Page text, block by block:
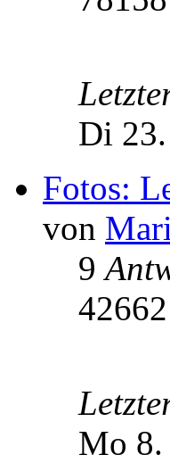
Di
Fotos:
von
9
42662
Mo 8.